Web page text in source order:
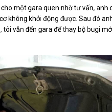
một gara quen nhờ tư vấn,
không khởi động được. Sau đó
tôi vẫn đến gara để thay bộ bugi